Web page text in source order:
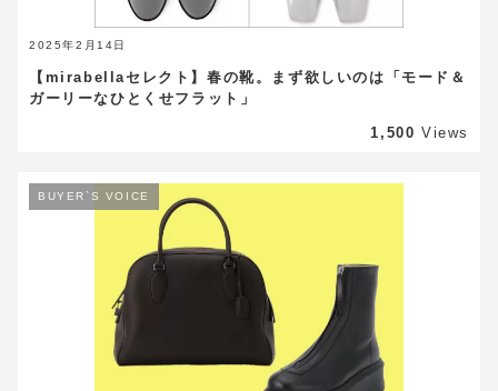
2025年2月14日
【mirabellaセレクト】春の靴。まず欲しいのは「モード＆
ガーリーなひとくせフラット」
1,500 Views
BUYER`S VOICE